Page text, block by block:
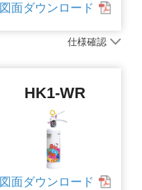
図面ダウンロード
仕様確認
HK1-WR
図面ダウンロード